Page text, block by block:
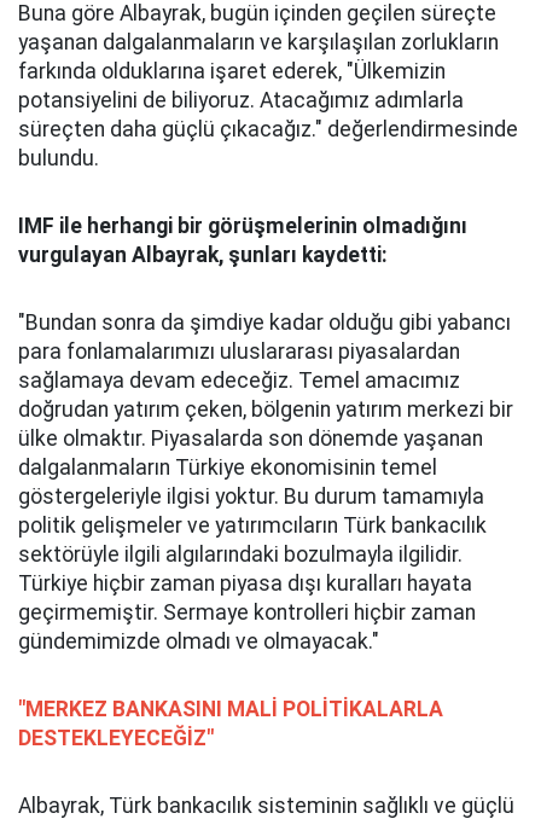
Buna göre Albayrak, bugün içinden geçilen süreçte
yaşanan dalgalanmaların ve karşılaşılan zorlukların
farkında olduklarına işaret ederek, "Ülkemizin
potansiyelini de biliyoruz. Atacağımız adımlarla
süreçten daha güçlü çıkacağız." değerlendirmesinde
bulundu.
IMF ile herhangi bir görüşmelerinin olmadığını
vurgulayan Albayrak, şunları kaydetti:
"Bundan sonra da şimdiye kadar olduğu gibi yabancı
para fonlamalarımızı uluslararası piyasalardan
sağlamaya devam edeceğiz. Temel amacımız
doğrudan yatırım çeken, bölgenin yatırım merkezi bir
ülke olmaktır. Piyasalarda son dönemde yaşanan
dalgalanmaların Türkiye ekonomisinin temel
göstergeleriyle ilgisi yoktur. Bu durum tamamıyla
politik gelişmeler ve yatırımcıların Türk bankacılık
sektörüyle ilgili algılarındaki bozulmayla ilgilidir.
Türkiye hiçbir zaman piyasa dışı kuralları hayata
geçirmemiştir. Sermaye kontrolleri hiçbir zaman
gündemimizde olmadı ve olmayacak."
"MERKEZ BANKASINI MALİ POLİTİKALARLA
DESTEKLEYECEĞİZ"
Albayrak, Türk bankacılık sisteminin sağlıklı ve güçlü